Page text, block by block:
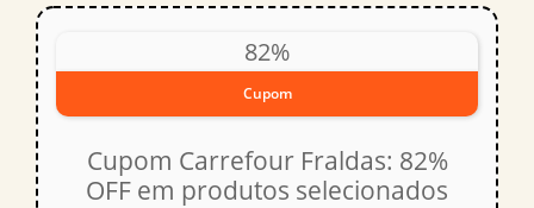
82%
Cupom
Cupom Carrefour Fraldas: 82%
OFF em produtos selecionados